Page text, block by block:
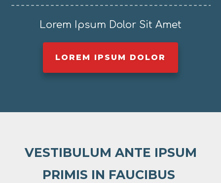
Lorem Ipsum Dolor Sit Amet
LOREM IPSUM DOLOR
VESTIBULUM ANTE IPSUM
PRIMIS IN FAUCIBUS